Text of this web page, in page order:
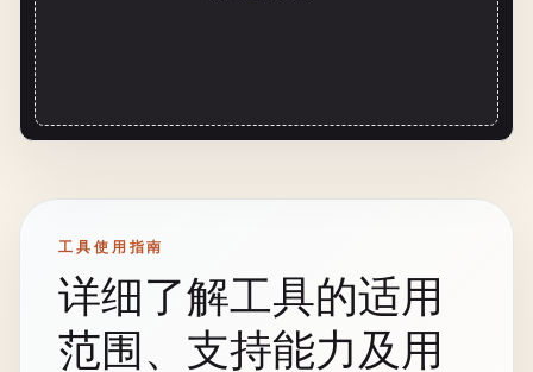
工具使用指南
详细了解工具的适用
范围、支持能力及用